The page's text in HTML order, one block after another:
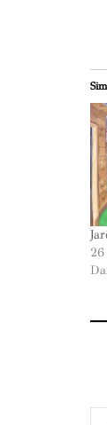
Saisissez